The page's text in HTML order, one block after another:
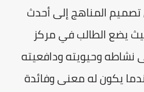
المناهج إلى أحدث
يضع الطالب في مركز
نشاطه وحيويته ودافعيته
يكون له معنى وفائدة